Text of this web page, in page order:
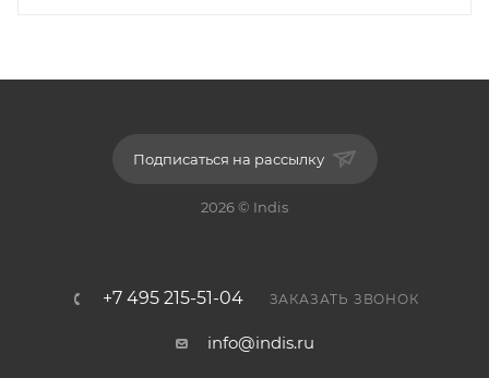
Подписаться на рассылку
2026 © Indis
+7 495 215-51-04 ЗАКАЗАТЬ ЗВОНОК
info@indis.ru